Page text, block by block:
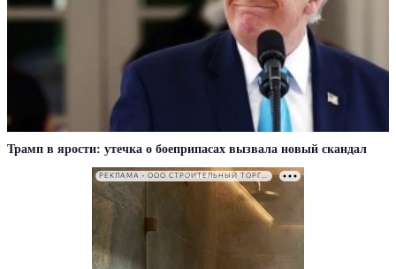
Трамп в ярости: утечка о боеприпасах вызвала новый скандал
РЕКЛАМА • ООО СТРОИТЕЛЬНЫЙ ТОРГОВЫЙ ДОМ «ПЕТРОВИЧ». ИНН: 7802348846